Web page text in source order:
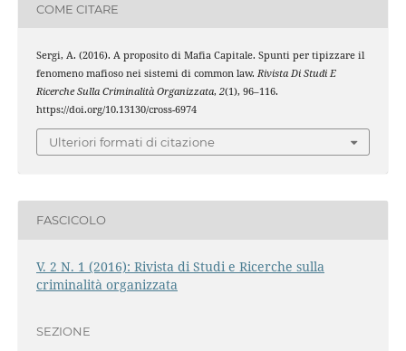
COME CITARE
Sergi, A. (2016). A proposito di Mafia Capitale. Spunti per tipizzare il
fenomeno mafioso nei sistemi di common law. Rivista Di Studi E
Ricerche Sulla Criminalità Organizzata, 2(1), 96–116.
https://doi.org/10.13130/cross-6974
Ulteriori formati di citazione
FASCICOLO
V. 2 N. 1 (2016): Rivista di Studi e Ricerche sulla
criminalità organizzata
SEZIONE